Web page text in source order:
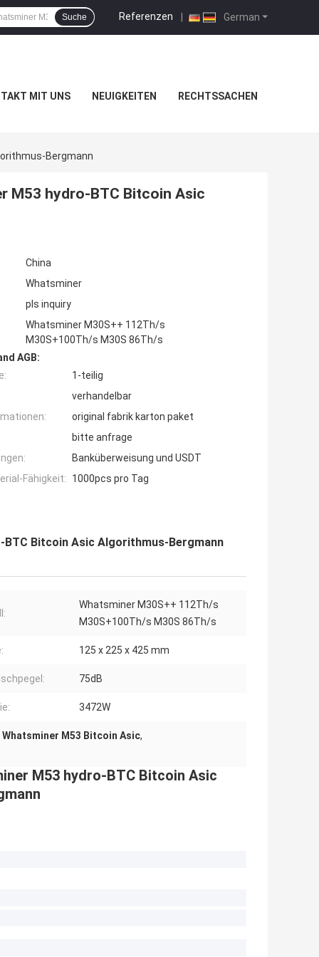
German
Referenzen |
Suche
MIT UNS NEUIGKEITEN RECHTSSACHEN
Bergmann
M53 hydro-BTC Bitcoin Asic
China
Whatsminer
pls inquiry
Whatsminer M30S++ 112Th/s
M30S+100Th/s M30S 86Th/s
AGB:
1-teilig
verhandelbar
original fabrik karton paket
bitte anfrage
Banküberweisung und USDT
Fähigkeit:
1000pcs pro Tag
BTC Bitcoin Asic Algorithmus-Bergmann
Whatsminer M30S++ 112Th/s
M30S+100Th/s M30S 86Th/s
125 x 225 x 425 mm
75dB
3472W
Whatsminer M53 Bitcoin Asic,
M53 hydro-BTC Bitcoin Asic